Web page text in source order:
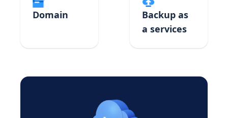
Domain
Backup as
a services